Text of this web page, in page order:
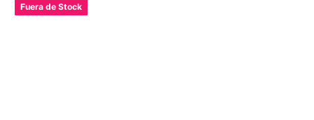
Fuera de Stock